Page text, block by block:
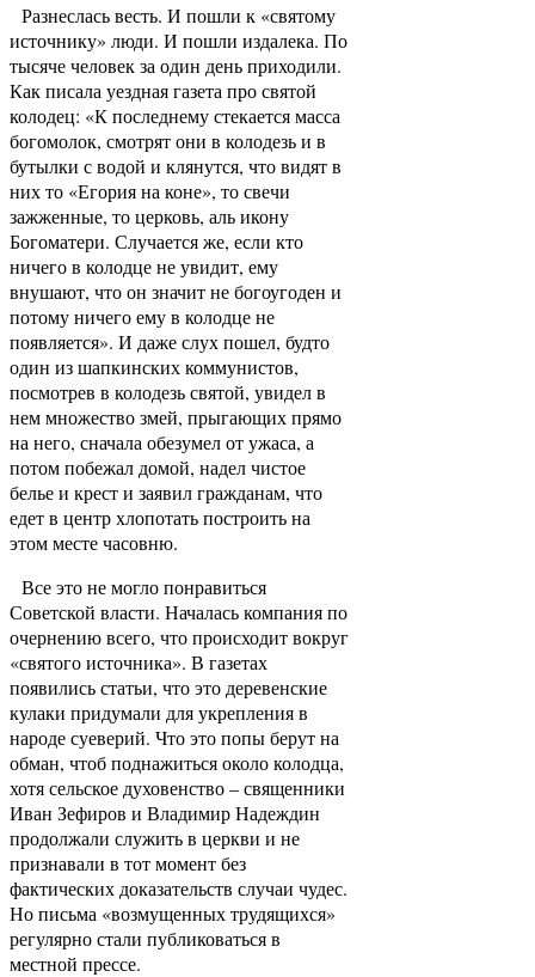
Разнеслась весть. И пошли к «святому
источнику» люди. И пошли издалека. По
тысяче человек за один день приходили.
Как писала уездная газета про святой
колодец: «К последнему стекается масса
богомолок, смотрят они в колодезь и в
бутылки с водой и клянутся, что видят в
них то «Егория на коне», то свечи
зажженные, то церковь, аль икону
Богоматери. Случается же, если кто
ничего в колодце не увидит, ему
внушают, что он значит не богоугоден и
потому ничего ему в колодце не
появляется». И даже слух пошел, будто
один из шапкинских коммунистов,
посмотрев в колодезь святой, увидел в
нем множество змей, прыгающих прямо
на него, сначала обезумел от ужаса, а
потом побежал домой, надел чистое
белье и крест и заявил гражданам, что
едет в центр хлопотать построить на
этом месте часовню.
Все это не могло понравиться
Советской власти. Началась компания по
очернению всего, что происходит вокруг
«святого источника». В газетах
появились статьи, что это деревенские
кулаки придумали для укрепления в
народе суеверий. Что это попы берут на
обман, чтоб поднажиться около колодца,
хотя сельское духовенство – священники
Иван Зефиров и Владимир Надеждин
продолжали служить в церкви и не
признавали в тот момент без
фактических доказательств случаи чудес.
Но письма «возмущенных трудящихся»
регулярно стали публиковаться в
местной прессе.